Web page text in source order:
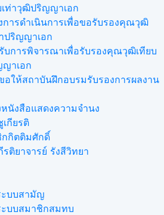
เท่าวุฒิปริญญาเอก
การดำเนินการเพื่อขอรับรองคุณวุฒิ
ปริญญาเอก
บการพิจารณาเพื่อรับรองคุณวุฒิเทียบ
ญาเอก
อให้สถาบันฝึกอบรมรับรองการผลงาน
หนังสือแสดงความจำนง
กียรติ
กกิตติมศักดิ์
รติยาจารย์ รังสีวิทยา
ะบบสามัญ
ะบบสมาชิกสมทบ